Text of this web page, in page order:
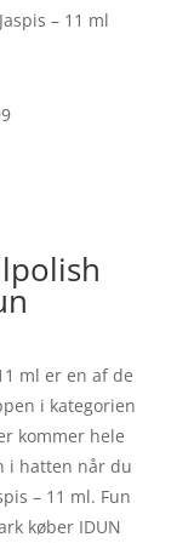
– 11 ml
ml er en af de
i kategorien
kommer hele
i hatten når du
– 11 ml. Fun
køber IDUN